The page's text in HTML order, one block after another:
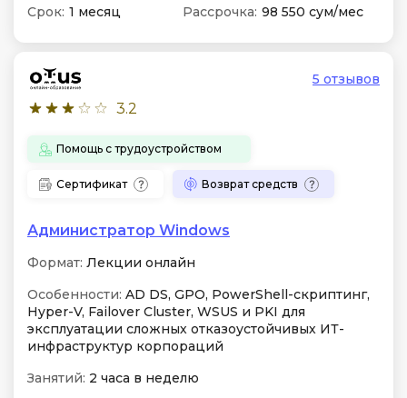
Срок: 1 месяц Рассрочка: 98 550 сум/мес
3.2
5 отзывов
Помощь с трудоустройством
Сертификат Возврат средств
Администратор Windows
Формат: Лекции онлайн
Особенности: AD DS, GPO, PowerShell-скриптинг,
Hyper-V, Failover Cluster, WSUS и PKI для
эксплуатации сложных отказоустойчивых ИТ-
инфраструктур корпораций
Занятий: 2 часа в неделю